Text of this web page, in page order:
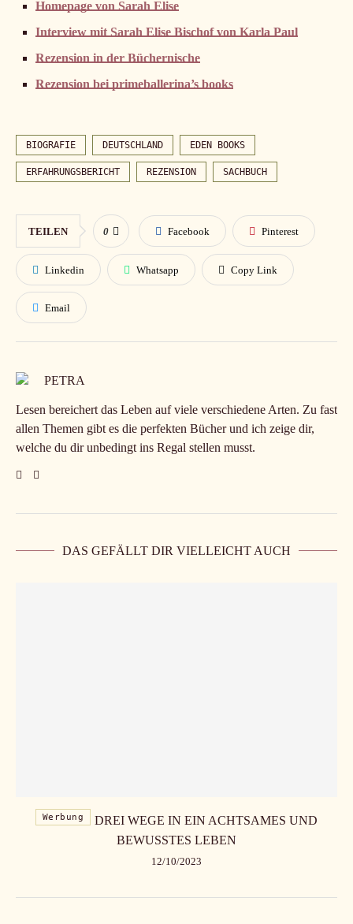
Homepage von Sarah Elise
Interview mit Sarah Elise Bischof von Karla Paul
Rezension in der Büchernische
Rezension bei primeballerina’s books
BIOGRAFIE DEUTSCHLAND EDEN BOOKS
ERFAHRUNGSBERICHT REZENSION SACHBUCH
TEILEN 0 Facebook Pinterest
Linkedin Whatsapp Copy Link
Email
PETRA
Lesen bereichert das Leben auf viele verschiedene Arten. Zu fast
allen Themen gibt es die perfekten Bücher und ich zeige dir,
welche du dir unbedingt ins Regal stellen musst.
DAS GEFÄLLT DIR VIELLEICHT AUCH
Werbung
DREI WEGE IN EIN ACHTSAMES UND
BEWUSSTES LEBEN
12/10/2023